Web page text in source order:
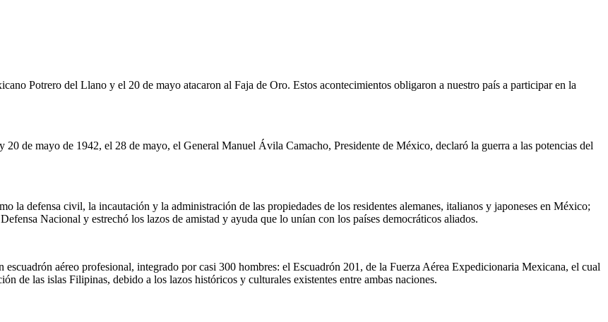
Potrero del Llano y el 20 de mayo atacaron al Faja de Oro. Estos acontecimientos obligaron a nuestro país a participar en la
20 de mayo de 1942, el 28 de mayo, el General Manuel Ávila Camacho, Presidente de México, declaró la guerra a las potencias del
la defensa civil, la incautación y la administración de las propiedades de los residentes alemanes, italianos y japoneses en México;
Nacional y estrechó los lazos de amistad y ayuda que lo unían con los países democráticos aliados.
aéreo profesional, integrado por casi 300 hombres: el Escuadrón 201, de la Fuerza Aérea Expedicionaria Mexicana, el cual
de las islas Filipinas, debido a los lazos históricos y culturales existentes entre ambas naciones.